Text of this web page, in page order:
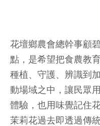
花壇鄉農會總幹事顧
點，是希望把食農教
種植、守護、辨識到
動場域之中，讓民眾
體驗，也用味覺記住
茉莉花過去即透過傳